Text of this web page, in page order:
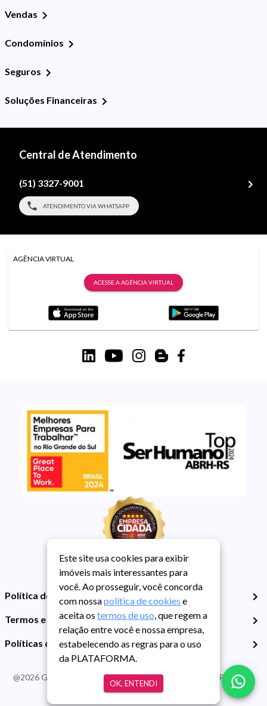
Vendas
Condomínios
Seguros
Soluções Financeiras
Central de Atendimento
(51) 3327-9001
ATENDIMENTO VIA WHATSAPP
AGÊNCIA VIRTUAL
ACESSE A AGÊNCIA VIRTUAL
Política de Privacidade
Termos e Condições de Uso
Políticas de Cookies
@2026Guarida Imóvel. Todos os direitos reservados. CRECI RS -
413J | CNPJ Guarida: 89.398.606/0001-30
Este site usa cookies para exibir
imóveis mais interessantes para
você. Ao prosseguir, você concorda
com nossapolítica de cookies e
aceita os termos de uso, que regem a
relação entre você e nossa empresa,
estabelecendo as regras para o uso
da PLATAFORMA.
OK, ENTENDI